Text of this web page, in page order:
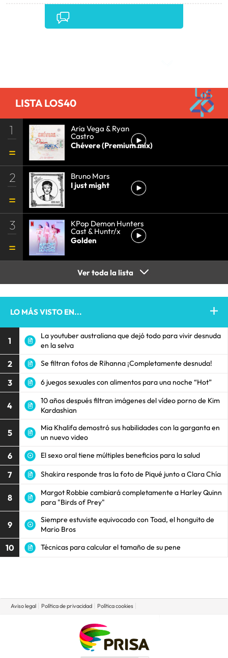
LISTA LOS40
1 Aria Vega & Ryan
Castro
Chévere (Premium mix)
2
Bruno Mars
I just might
3 KPop Demon Hunters
Cast & Huntr/x
Golden
Ver toda la lista
LO MÁS VISTO EN...
1
La youtuber australiana que dejó todo para vivir desnuda
en la selva
2 Se filtran fotos de Rihanna ¡Completamente desnuda!
3 6 juegos sexuales con alimentos para una noche “Hot”
4
10 años después filtran imágenes del vídeo porno de Kim
Kardashian
5
Mia Khalifa demostró sus habilidades con la garganta en
un nuevo video
6 El sexo oral tiene múltiples beneficios para la salud
7 Shakira responde tras la foto de Piqué junto a Clara Chía
8
Margot Robbie cambiará completamente a Harley Quinn
para "Birds of Prey"
9
Siempre estuviste equivocado con Toad, el honguito de
Mario Bros
10 Técnicas para calcular el tamaño de su pene
Aviso legal Política de privacidad Política cookies